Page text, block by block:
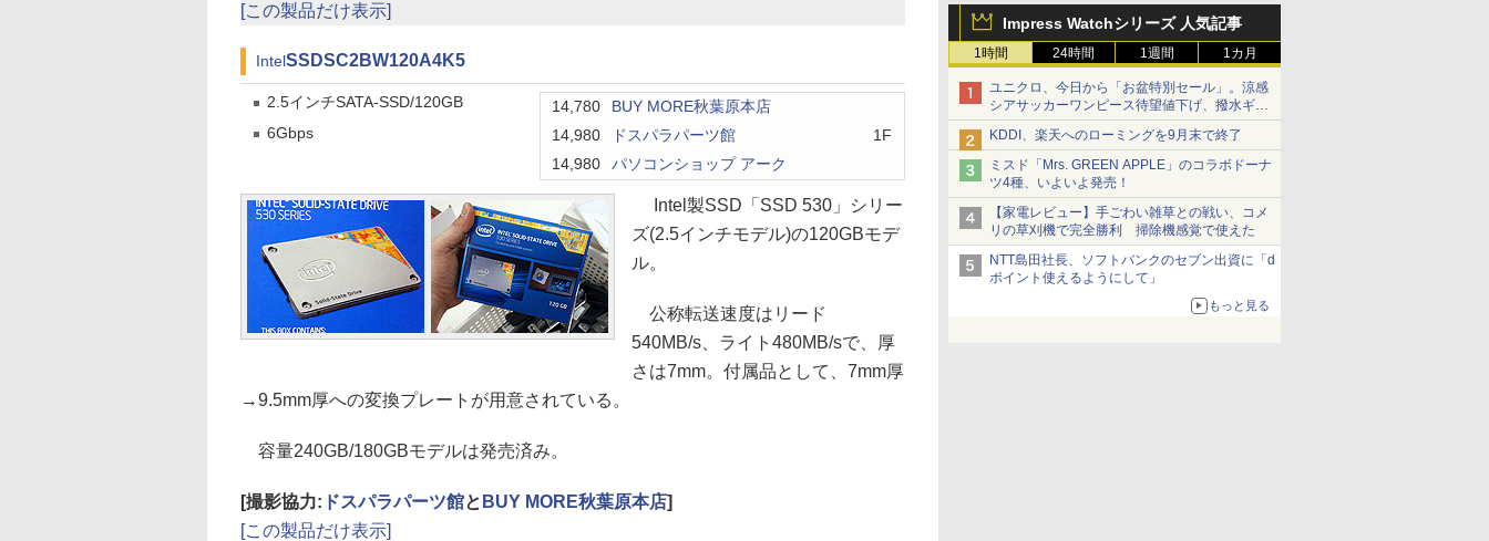
Impress Watchシリーズ 人気記事
1時間 24時間 1週間 1カ月
ユニクロ、今日から「お盆特別セール」。涼感
シアサッカーワンピース待望値下げ、撥水ギア
ショーツは1990円に
KDDI、楽天へのローミングを9月末で終了
ミスド「Mrs. GREEN APPLE」のコラボドーナ
ツ4種、いよいよ発売！
【家電レビュー】手ごわい雑草との戦い、コメ
リの草刈機で完全勝利 掃除機感覚で使えた
NTT島田社長、ソフトバンクのセブン出資に「d
ポイント使えるようにして」
もっと見る
[この製品だけ表示]
Intel SSDSC2BW120A4K5
2.5インチSATA-SSD/120GB
6Gbps
14,780
BUY MORE秋葉原本店
14,980
ドスパラパーツ館
1F
14,980
パソコンショップ アーク
Intel製SSD「SSD 530」シリー
ズ(2.5インチモデル)の120GBモデ
ル。
公称転送速度はリード
540MB/s、ライト480MB/sで、厚
さは7mm。付属品として、7mm厚
→9.5mm厚への変換プレートが用意されている。
容量240GB/180GBモデルは発売済み。
[撮影協力: ドスパラパーツ館と BUY MORE秋葉原本店]
[この製品だけ表示]